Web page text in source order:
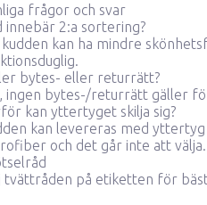
frågor och svar
innebär 2:a sortering?
kan ha mindre
bytes- eller returrätt?
ingen bytes-/returrätt gäller
kan yttertyget skilja sig?
kan levereras med
och det går inte att välja.
tvättråden på etiketten för